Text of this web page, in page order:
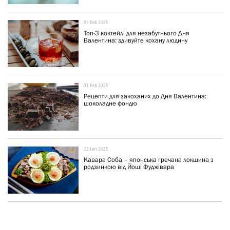
05 Feb 2025
Топ-3 коктейлі для незабутнього Дня
Валентина: здивуйте кохану людину
01 Feb 2025
Рецепти для закоханих до Дня Валентина:
шоколадне фондю
22 Jan 2025
Кавара Соба – японська гречана локшина з
родзинкою від Йоші Фуджівара